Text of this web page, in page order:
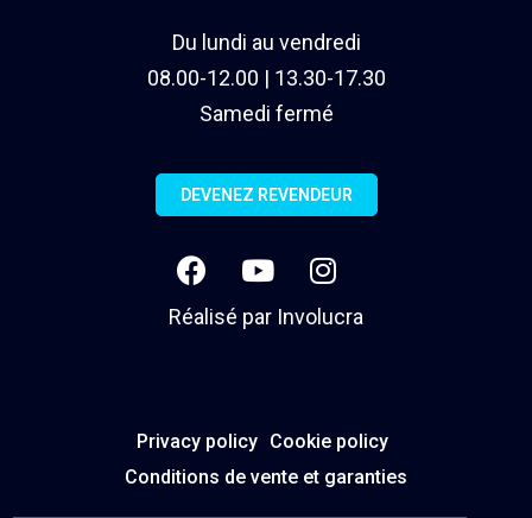
Du lundi au vendredi
08.00-12.00 | 13.30-17.30
Samedi fermé
DEVENEZ REVENDEUR
Réalisé par Involucra
Privacy policy Cookie policy
Conditions de vente et garanties